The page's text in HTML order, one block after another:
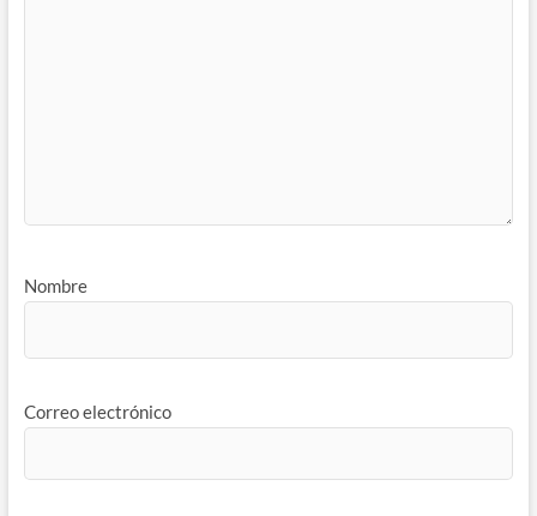
Nombre
Correo electrónico